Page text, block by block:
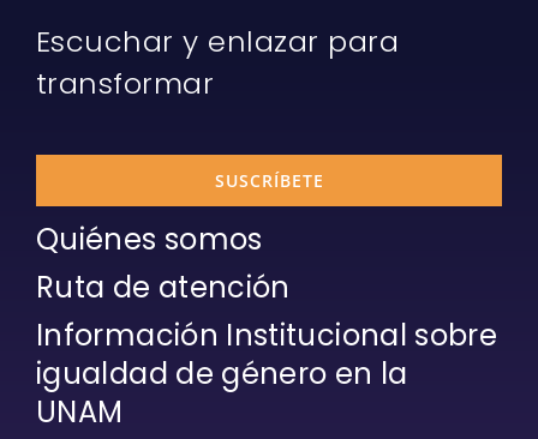
Escuchar y enlazar para
transformar
SUSCRÍBETE
Quiénes somos
Ruta de atención
Información Institucional sobre
igualdad de género en la
UNAM